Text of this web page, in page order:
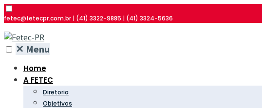
fetec@fetecpr.com.br | (41) 3322-9885 | (41) 3324-5636
✕ Menu
Home
A FETEC
Diretoria
Objetivos